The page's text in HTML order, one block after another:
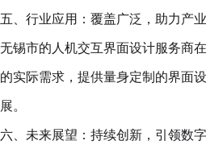
五、行业应用：覆盖广泛，助力产
无锡市的人机交互界面设计服务商
的实际需求，提供量身定制的界面
展。
六、未来展望：持续创新，引领数